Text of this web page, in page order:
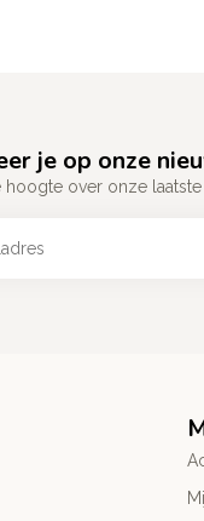
je op onze
hoogte over onze laatste